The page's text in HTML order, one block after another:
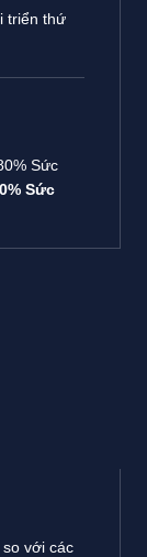
triển thứ
Sức
Sức
với các